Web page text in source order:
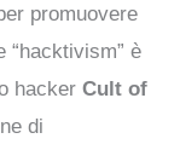
promuovere
“hacktivism” è
hackerCult of
di